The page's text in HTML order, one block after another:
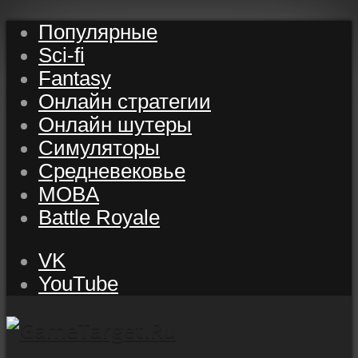
Популярные
Sci-fi
Fantasy
Онлайн стратегии
Онлайн шутеры
Симуляторы
Средневековье
MOBA
Battle Royale
VK
YouTube